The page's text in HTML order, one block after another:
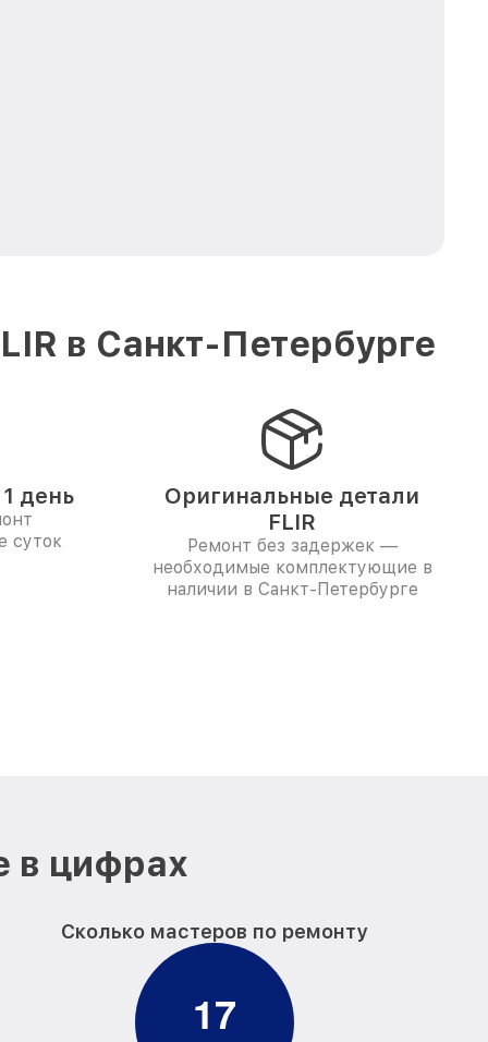
в Санкт-Петербурге
день
суток
Оригинальные детали
FLIR
Ремонт без задержек —
необходимые комплектующие в
наличии в Санкт-Петербурге
в цифрах
Сколько мастеров по ремонту
17